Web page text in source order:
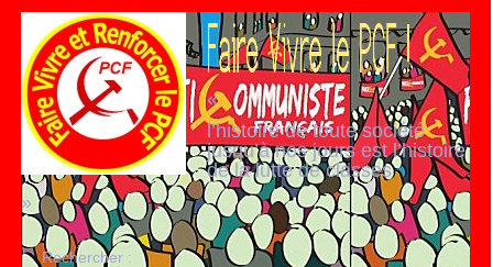
«
l’histoire de toute société
jusqu’à nos jours est l’histoire
de la lutte de classes
»
Rechercher :